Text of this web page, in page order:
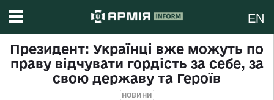
EN
Президент: Українці вже можуть по
праву відчувати гордість за себе, за
свою державу та Героїв
НОВИНИ